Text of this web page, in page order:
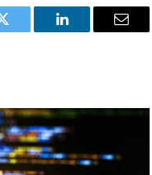
Twitter LinkedIn Email